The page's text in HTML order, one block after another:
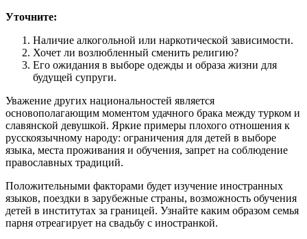
Уточните:
Наличие алкогольной или наркотической зависимости.
Хочет ли возлюбленный сменить религию?
Его ожидания в выборе одежды и образа жизни для
будущей супруги.
Уважение других национальностей является
основополагающим моментом удачного брака между турком и
славянской девушкой. Яркие примеры плохого отношения к
русскоязычному народу: ограничения для детей в выборе
языка, места проживания и обучения, запрет на соблюдение
православных традиций.
Положительными факторами будет изучение иностранных
языков, поездки в зарубежные страны, возможность обучения
детей в институтах за границей. Узнайте каким образом семья
парня отреагирует на свадьбу с иностранкой.